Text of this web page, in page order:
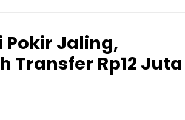
Pokir Jaling,
Transfer Rp12 Juta